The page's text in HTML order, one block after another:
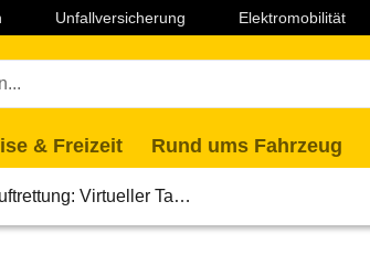
Unfallversicherung Elektromobilität
& Freizeit Rund ums Fahrzeug
Virtueller Ta…